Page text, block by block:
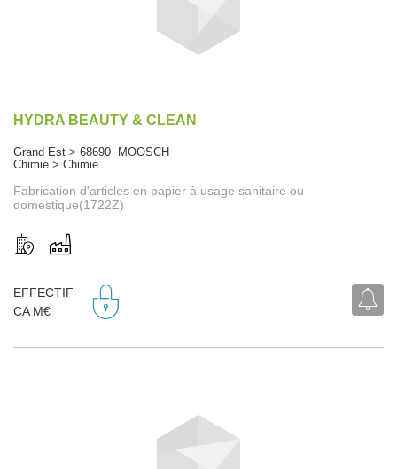
HYDRA BEAUTY & CLEAN
Grand Est > 68690 MOOSCH
Chimie > Chimie
Fabrication d'articles en papier à usage sanitaire ou
domestique(1722Z)
EFFECTIF
CA M€